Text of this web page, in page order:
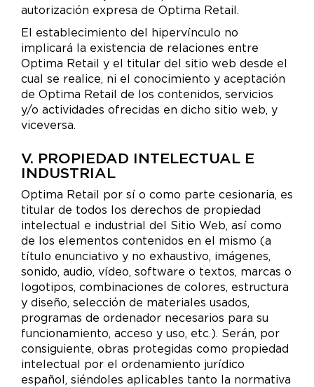
autorización expresa de Optima Retail.
El establecimiento del hipervínculo no
implicará la existencia de relaciones entre
Optima Retail y el titular del sitio web desde el
cual se realice, ni el conocimiento y aceptación
de Optima Retail de los contenidos, servicios
y/o actividades ofrecidas en dicho sitio web, y
viceversa.
V. PROPIEDAD INTELECTUAL E
INDUSTRIAL
Optima Retail por sí o como parte cesionaria, es
titular de todos los derechos de propiedad
intelectual e industrial del Sitio Web, así como
de los elementos contenidos en el mismo (a
título enunciativo y no exhaustivo, imágenes,
sonido, audio, vídeo, software o textos, marcas o
logotipos, combinaciones de colores, estructura
y diseño, selección de materiales usados,
programas de ordenador necesarios para su
funcionamiento, acceso y uso, etc.). Serán, por
consiguiente, obras protegidas como propiedad
intelectual por el ordenamiento jurídico
español, siéndoles aplicables tanto la normativa